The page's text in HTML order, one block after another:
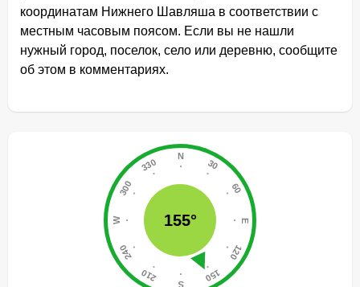
координатам Нижнего Шавляша в соответствии с
местным часовым поясом. Если вы не нашли
нужный город, поселок, село или деревню, сообщите
об этом в комментариях.
155°